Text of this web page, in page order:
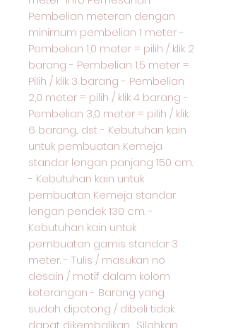
Pembelian meteran dengan
minimum pembelian 1 meter -
Pembelian 1,0 meter = pilih / klik 2
barang - Pembelian 1,5 meter =
Pilih / klik 3 barang - Pembelian
2,0 meter = pilih / klik 4 barang -
Pembelian 3,0 meter = pilih / klik
6 barang... dst - Kebutuhan kain
untuk pembuatan Kemeja
standar lengan panjang 150 cm.
- Kebutuhan kain untuk
pembuatan Kemeja standar
lengan pendek 130 cm. -
Kebutuhan kain untuk
pembuatan gamis standar 3
meter. - Tulis / masukan no
desain / motif dalam kolom
keterangan - Barang yang
sudah dipotong / dibeli tidak
dapat dikembalikan. Silahkan